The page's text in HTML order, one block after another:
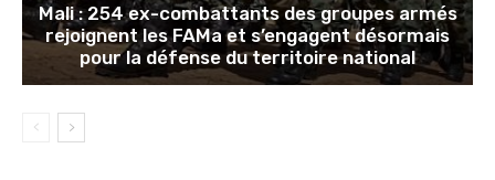
Mali : 254 ex-combattants des groupes armés
rejoignent les FAMa et s’engagent désormais
pour la défense du territoire national